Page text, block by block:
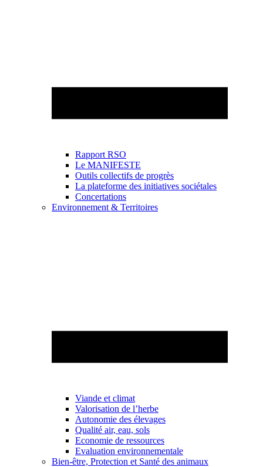
Rapport RSO
Le MANIFESTE
Outils collectifs de progrès
La plateforme des initiatives sociétales
Concertations
Environnement & Territoires
Viande et climat
Valorisation de l’herbe
Autonomie des élevages
Qualité air, eau, sols
Economie de ressources
Evaluation environnementale
Bien-être, Protection et Santé des animaux